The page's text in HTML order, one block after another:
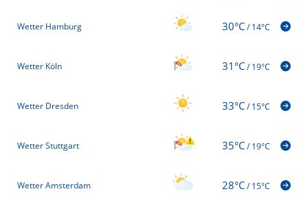
Wetter Hamburg 30°C/14°C
Wetter Köln 31°C/19°C
Wetter Dresden 33°C/15°C
Wetter Stuttgart 35°C/19°C
Wetter Amsterdam 28°C/15°C